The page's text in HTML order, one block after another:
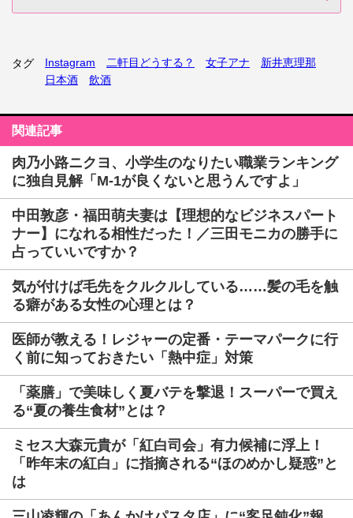
タグ Instagram 二軒目どうする？ 女子アナ
新井恵理那
日本酒
飲酒
関連記事
肉乃小路ニクヨ、小学生のなりたい職業ランキング
に独自見解「M-1が良くないと思うんですよ」
中田敦彦・福田萌夫妻は【理想的なビジネスパート
ナー】になれる相性だった！／三田モニカの勝手に
占っていいですか？
気が付けば毛先をクルクルしている……髪の毛を触
る癖がある女性の心理とは？
医師が教える！レジャーの定番・テーマパークに行
く前に知っておきたい「熱中症」対策
「薬膳」で美味しく夏バテを撃退！スーパーで買え
る“夏の養生食材”とは？
ミセス大森元貴が「紅白司会」有力候補に浮上！
「昨年末の紅白」に指摘される“ほのめかし疑惑”と
は